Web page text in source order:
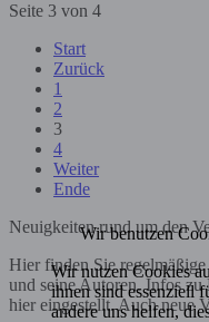
Seite 3 von 4
Start
Zurück
1
2
3
4
Weiter
Ende
Neuigkeiten rund um den
Hier finden Sie
und seine Autoren. Infos zu
hier eingestellt. Auch neue
Wir benutzen
Wir nutzen Cookies
ihnen sind essenziell
andere uns helfen,